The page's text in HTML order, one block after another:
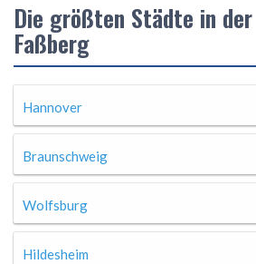
Die größten Städte in der
Faßberg
Hannover
Braunschweig
Wolfsburg
Hildesheim